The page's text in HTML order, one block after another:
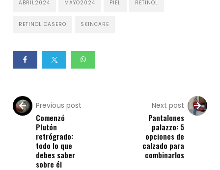
ABRIL2024 MAYO2024 PIEL RETINOL
RETINOL CASERO SKINCARE
Previous post
Comenzó
Plutón
retrógrado:
todo lo que
debes saber
sobre él
Next post
Pantalones
palazzo: 5
opciones de
calzado para
combinarlos